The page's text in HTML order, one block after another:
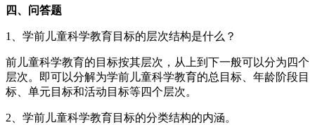
四、问答题
1、学前儿童科学教育目标的层次结构是什么？
前儿童科学教育的目标按其层次，从上到下一般可以分为四个
层次。即可以分解为学前儿童科学教育的总目标、年龄阶段目
标、单元目标和活动目标等四个层次。
2、学前儿童科学教育目标的分类结构的内涵。